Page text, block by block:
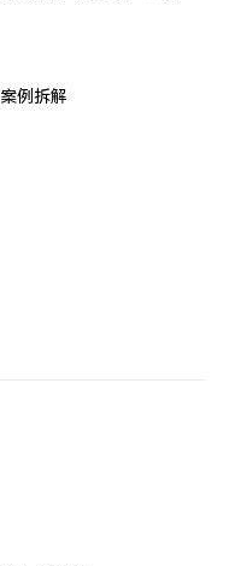
案例拆解